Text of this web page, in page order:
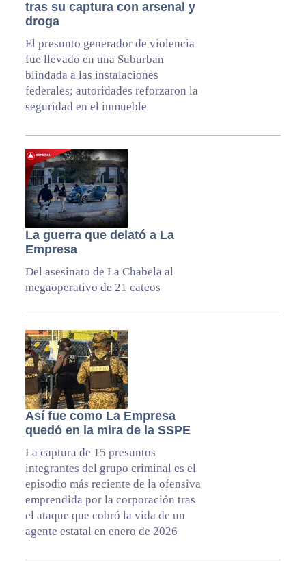
tras su captura con arsenal y
droga
El presunto generador de violencia
fue llevado en una Suburban
blindada a las instalaciones
federales; autoridades reforzaron la
seguridad en el inmueble
La guerra que delató a La
Empresa
Del asesinato de La Chabela al
megaoperativo de 21 cateos
Así fue como La Empresa
quedó en la mira de la SSPE
La captura de 15 presuntos
integrantes del grupo criminal es el
episodio más reciente de la ofensiva
emprendida por la corporación tras
el ataque que cobró la vida de un
agente estatal en enero de 2026